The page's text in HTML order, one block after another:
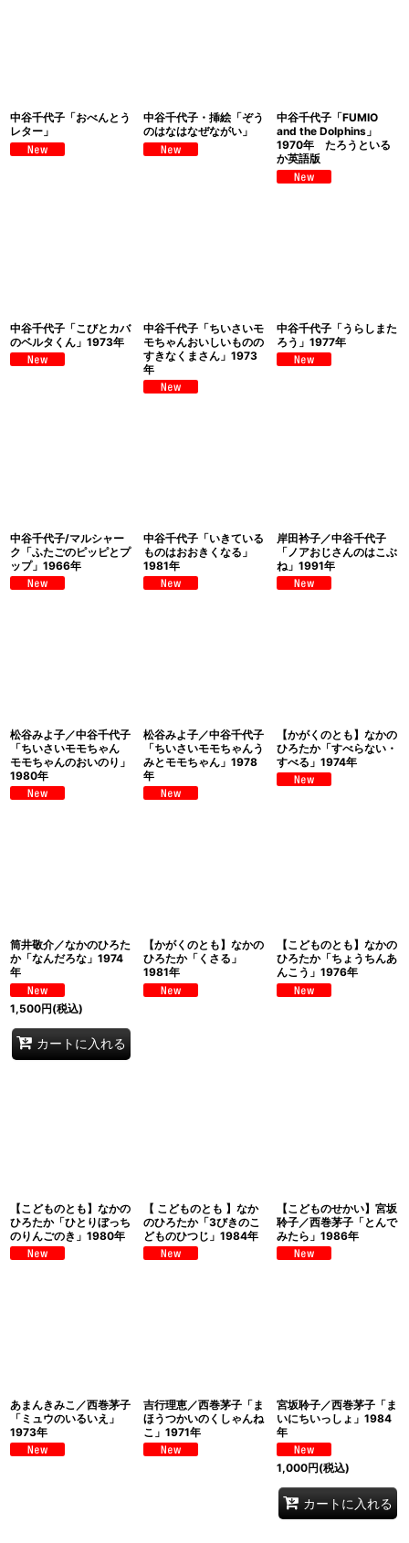
中谷千代子「おべんとう
レター」
中谷千代子・挿絵「ぞう
のはなはなぜながい」
中谷千代子「FUMIO
and the Dolphins」
1970年 たろうといる
か英語版
中谷千代子「こびとカバ
のベルタくん」1973年
中谷千代子「ちいさいモ
モちゃんおいしいものの
すきなくまさん」1973
年
中谷千代子「うらしまた
ろう」1977年
中谷千代子/マルシャー
ク「ふたごのピッピとプ
ップ」1966年
中谷千代子「いきている
ものはおおきくなる」
1981年
岸田衿子／中谷千代子
「ノアおじさんのはこぶ
ね」1991年
松谷みよ子／中谷千代子
「ちいさいモモちゃん
モモちゃんのおいのり」
1980年
松谷みよ子／中谷千代子
「ちいさいモモちゃんう
みとモモちゃん」1978
年
【かがくのとも】なかの
ひろたか「すべらない・
すべる」1974年
筒井敬介／なかのひろた
か「なんだろな」1974
年
1,500円(税込)
カートに入れる
【かがくのとも】なかの
ひろたか「くさる」
1981年
【こどものとも】なかの
ひろたか「ちょうちんあ
んこう」1976年
【こどものとも】なかの
ひろたか「ひとりぼっち
のりんごのき」1980年
【 こどものとも 】なか
のひろたか「3びきのこ
どものひつじ」1984年
【こどものせかい】宮坂
聆子／西巻茅子「とんで
みたら」1986年
あまんきみこ／西巻茅子
「ミュウのいるいえ」
1973年
吉行理恵／西巻茅子「ま
ほうつかいのくしゃんね
こ」1971年
宮坂聆子／西巻茅子「ま
いにちいっしょ」1984
年
1,000円(税込)
カートに入れる